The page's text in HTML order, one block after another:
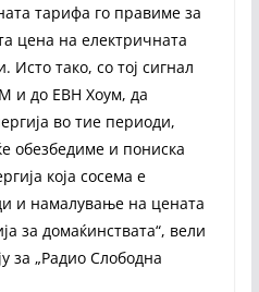
тарифа го правиме за
цена на електричната
Исто тако, со тој сигнал
и до ЕВН Хоум, да
во тие периоди,
обезбедиме и пониска
која сосема е
и намалување на цената
за домаќинствата“, вели
за „Радио Слободна